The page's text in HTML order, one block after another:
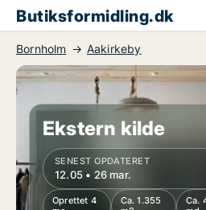
Butiksformidling.dk
Bornholm Aakirkeby
Ekstern kilde
SENEST OPDATERET
12.05 • 26 mar.
Oprettet 4
Ca. 1.355
Ca.